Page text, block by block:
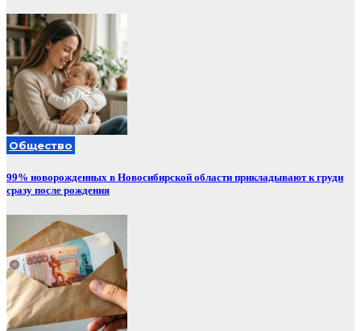
Общество
99% новорожденных в Новосибирской области прикладывают к груди
сразу после рождения